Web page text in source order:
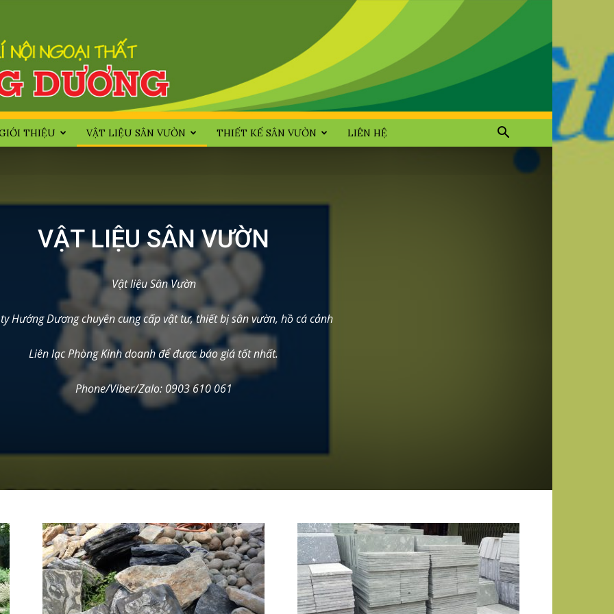
Duong
Stone
THIỆU VẬT LIỆU SÂN VƯỜN THIẾT KẾ SÂN VƯỜN LIÊN HỆ
VẬT LIỆU SÂN VƯỜN
Vật liệu Sân Vườn
Hướng Dương chuyên cung cấp vật tư, thiết bị sân vườn, hồ cá cảnh
Liên lạc Phòng Kinh doanh để được báo giá tốt nhất.
Phone/Viber/Zalo: 0903 610 061